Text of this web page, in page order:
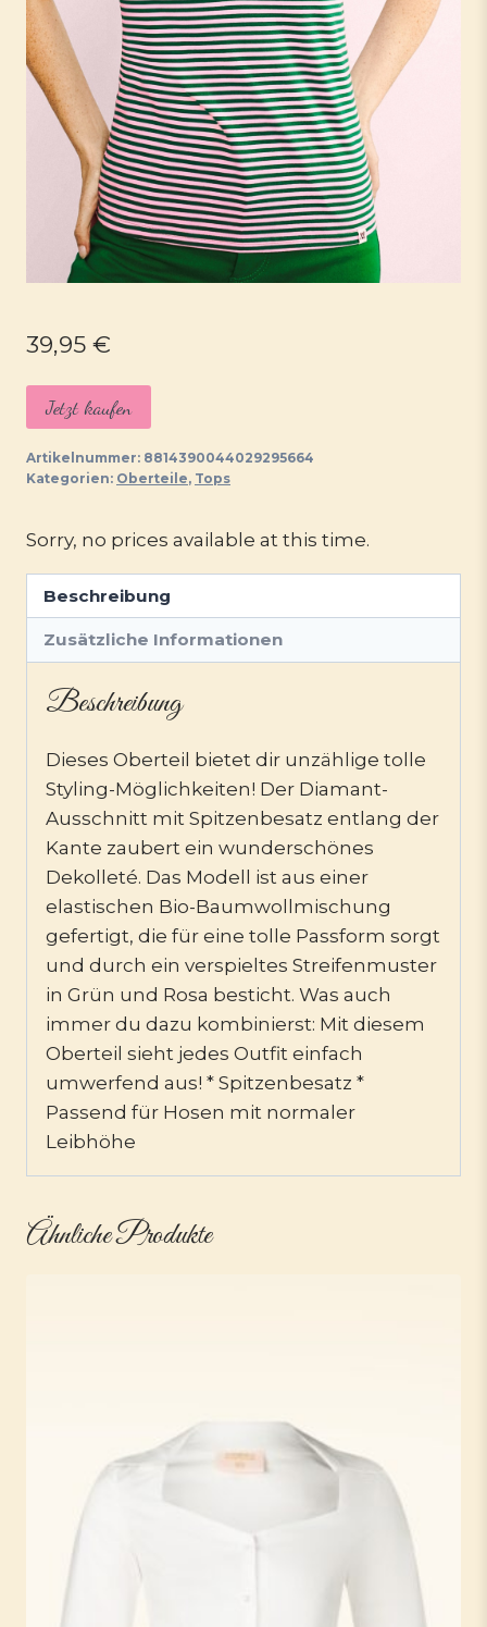
39,95 €
Jetzt kaufen
Artikelnummer: 8814390044029295664
Kategorien: Oberteile, Tops
Sorry, no prices available at this time.
Beschreibung
Zusätzliche Informationen
Beschreibung
Dieses Oberteil bietet dir unzählige tolle
Styling-Möglichkeiten! Der Diamant-
Ausschnitt mit Spitzenbesatz entlang der
Kante zaubert ein wunderschönes
Dekolleté. Das Modell ist aus einer
elastischen Bio-Baumwollmischung
gefertigt, die für eine tolle Passform sorgt
und durch ein verspieltes Streifenmuster
in Grün und Rosa besticht. Was auch
immer du dazu kombinierst: Mit diesem
Oberteil sieht jedes Outfit einfach
umwerfend aus! * Spitzenbesatz *
Passend für Hosen mit normaler
Leibhöhe
Ähnliche Produkte